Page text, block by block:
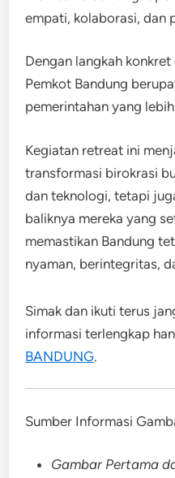
empati, kolaborasi, dan
Dengan langkah
Pemkot Bandung
pemerintahan yang
Kegiatan retreat ini
transformasi birokrasi
dan teknologi, tetapi
baliknya mereka yang
memastikan Bandung
nyaman, berintegritas,
Simak dan ikuti terus
informasi terlengkap
BANDUNG.
Sumber Informasi
Gambar Pertama